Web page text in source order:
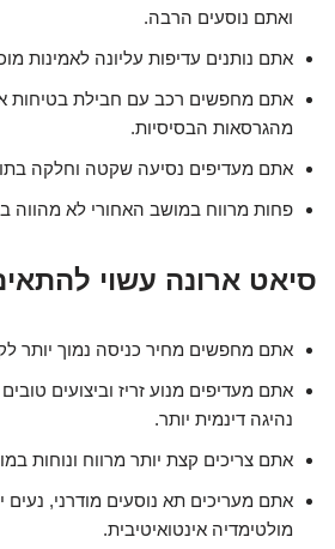
ואתם נוסעים הרבה.
אתם נותנים עדיפות עליונה לאמינות
אתם מחפשים רכב עם חבילת בטיחות
מהגרסאות הבסיסיות.
אתם מעדיפים נסיעה שקטה וחלקה
פחות מרווח במושב האחורי לא מהווה
סיאט ארונה עשוי
אתם מחפשים מחיר כניסה נמוך יותר
אתם מעדיפים מנוע זריז וביצועים
נהיגה דינמית יותר.
אתם צריכים קצת יותר מרווח ונוחות
אתם מעריכים תא נוסעים מודרני, נעים
מולטימדיה אינטואיטיבית.